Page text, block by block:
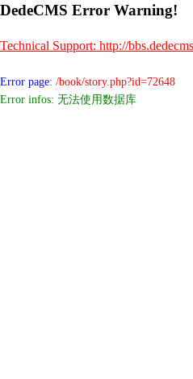
DedeCMS Error Warning!
Technical Support: http://
Error page: /book/story.php?id=72648
Error infos: 无法使用数据库